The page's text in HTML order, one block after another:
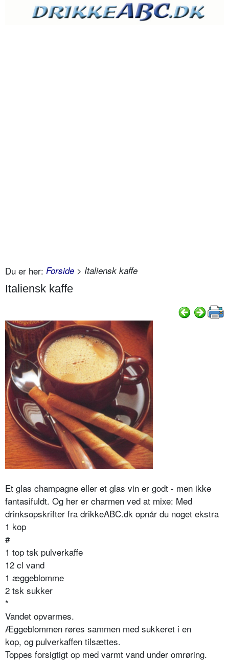
Du er her: Forside > Italiensk kaffe
Italiensk kaffe
Et glas champagne eller et glas vin er godt - men ikke
fantasifuldt. Og her er charmen ved at mixe: Med
drinksopskrifter fra drikkeABC.dk opnår du noget ekstra
1 kop
#
1 top tsk pulverkaffe
12 cl vand
1 æggeblomme
2 tsk sukker
*
Vandet opvarmes.
Æggeblommen røres sammen med sukkeret i en
kop, og pulverkaffen tilsættes.
Toppes forsigtigt op med varmt vand under omrøring.